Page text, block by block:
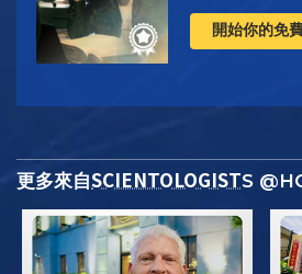
開始你的免
更多來自SCIENTOLOGISTS